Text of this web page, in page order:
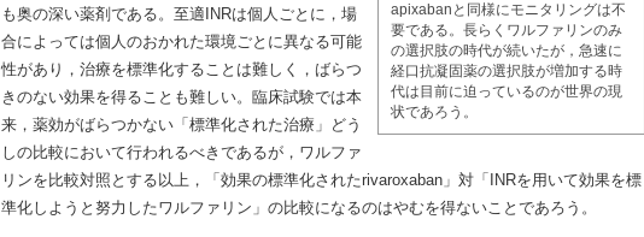
apixabanと同様にモニタリングは不
要である。長らくワルファリンのみ
の選択肢の時代が続いたが，急速に
経口抗凝固薬の選択肢が増加する時
代は目前に迫っているのが世界の現
状であろう。
も奥の深い薬剤である。至適INRは個人ごとに，場
合によっては個人のおかれた環境ごとに異なる可能
性があり，治療を標準化することは難しく，ばらつ
きのない効果を得ることも難しい。臨床試験では本
来，薬効がばらつかない「標準化された治療」どう
しの比較において行われるべきであるが，ワルファ
リンを比較対照とする以上，「効果の標準化されたrivaroxaban」対「INRを用いて効果を標
準化しようと努力したワルファリン」の比較になるのはやむを得ないことであろう。